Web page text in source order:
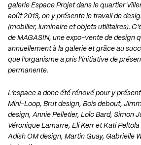
galerie Espace Projet dans le quartier
août 2013, on y présente le travail de
(mobilier, luminaire et objets utilitaires).
de MAGASIN, une expo-vente de design
annuellement à la galerie et grâce au
que l’organisme a pris l’initiative de
permanente.
L’espace a donc été rénové pour y
Mini-Loop, Brut design, Bois debout,
design, Annie Pelletier, Loïc Bard, Simon
Véronique Lamarre, Eli Kerr et Kati
Adish OM design, Martin Guay, Gabrielle